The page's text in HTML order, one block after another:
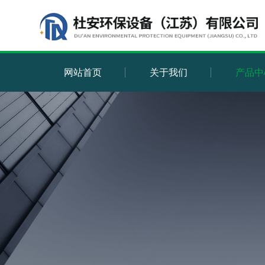
网站首页 关于我们 产品